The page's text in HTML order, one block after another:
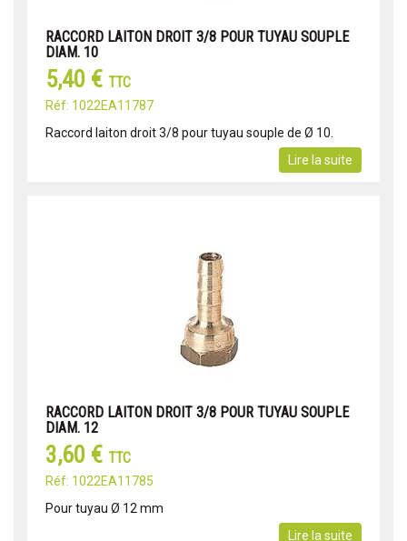
RACCORD LAITON DROIT 3/8 POUR TUYAU SOUPLE
DIAM. 10
5,40 € TTC
Réf: 1022EA11787
Raccord laiton droit 3/8 pour tuyau souple de Ø 10.
Lire la suite
RACCORD LAITON DROIT 3/8 POUR TUYAU SOUPLE
DIAM. 12
3,60 € TTC
Réf: 1022EA11785
Pour tuyau Ø 12 mm
Lire la suite